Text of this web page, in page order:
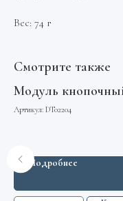
Вес: 74 г
Смотрите также
Модуль
Артикул: DT02204
Подробнее